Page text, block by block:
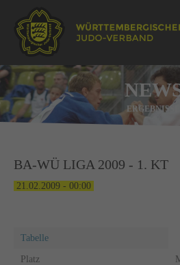
ERGEBNISSE
BA-WÜ LIGA 2009 - 1. KT
21.02.2009 - 00:00
Tabelle
Platz